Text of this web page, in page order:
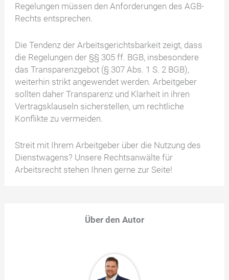
Regelungen müssen den Anforderungen des AGB-
Rechts entsprechen.
Die Tendenz der Arbeitsgerichtsbarkeit zeigt, dass
die Regelungen der §§ 305 ff. BGB, insbesondere
das Transparenzgebot (§ 307 Abs. 1 S. 2 BGB),
weiterhin strikt angewendet werden. Arbeitgeber
sollten daher Transparenz und Klarheit in ihren
Vertragsklauseln sicherstellen, um rechtliche
Konflikte zu vermeiden.
Streit mit Ihrem Arbeitgeber über die Nutzung des
Dienstwagens? Unsere Rechtsanwälte für
Arbeitsrecht stehen Ihnen gerne zur Seite!
Über den Autor